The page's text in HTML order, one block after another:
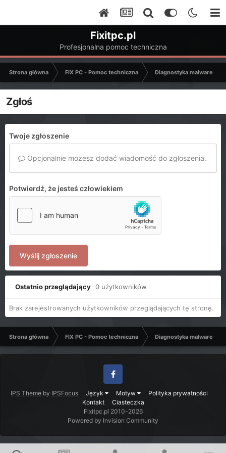
Fixitpc.pl
Profesjonalna pomoc techniczna
Strona główna FIX PC - Pomoc techniczna Diagnostyka malware -
Zgłoś
Twoje zgłoszenie
Opcjonalnie możesz dodać wiadomość do zgłoszenia.
Potwierdź, że jesteś człowiekiem
Wyślij zgłoszenie
Ostatnio przeglądający 0 użytkowników
Brak zarejestrowanych użytkowników przeglądających tę stronę.
Strona główna FIX PC - Pomoc techniczna Diagnostyka malware -
IPS Theme by IPSFocus Język Motyw
Polityka prywatności
Kontakt
Ciasteczka
Facebook
Fixitpc.pl 2010-2026
Powered by Invision Community